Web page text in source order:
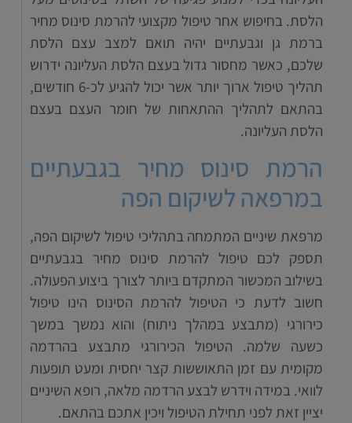
הלסת. בחיפוש אחר טיפול מקצועי להרמת סינוס מחיר
ברמת גן וגבעתיים יהיה תואם למצב עצם הלסת
שלכם, כאשר מחסור גדול בעצם הלסת העליונה ידרוש
תהליך טיפול ארוך יותר אשר יכול להגיע לכ-6 חודשים,
בהתאם לתהליך ההתאחות של חומר העצם בעצם
הלסת העליונה.
הרמת סינוס מחיר בגבעתיים
במרפאה לשיקום הפה
מרפאת שיניים המתמחה בתהליכי טיפול לשיקום הפה,
תספק לכם טיפול להרמת סינוס מחיר בגבעתיים
בשילוב המכשור המתקדם ביותר לצורך ביצוע הפעולה.
חשוב לדעת כי הטיפול להרמת הסינוס הינו טיפול
כירורגי (מתבצע במהלך ניתוח) והוא נמשך במשך
כשעה שלמה. הטיפול הכירורגי מתבצע בהרדמה
מקומית עם זמן התאוששות קצר יחסית ומעט תופעות
לוואי. במידה וידרש לבצע הרדמה מלאה, רופא השיניים
יציין זאת לפני תחילת הטיפול ויכין אתכם בהתאם.